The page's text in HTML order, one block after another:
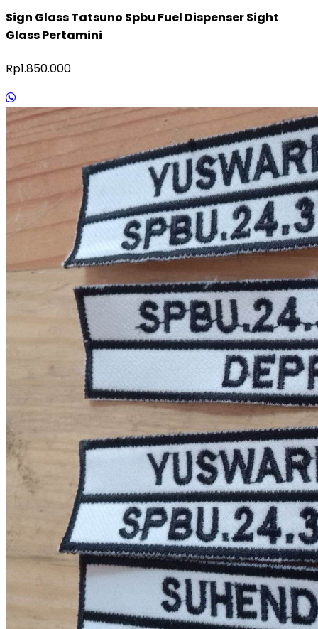
Sign Glass Tatsuno Spbu Fuel Dispenser Sight
Glass Pertamini
Rp1.850.000